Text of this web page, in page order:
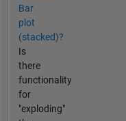
Bar
plot
(stacked)?
Is
there
functionality
for
"exploding"